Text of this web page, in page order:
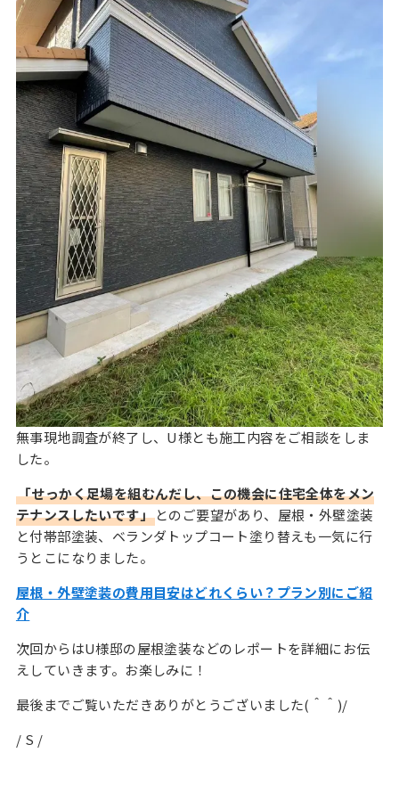
無事現地調査が終了し、U様とも施工内容をご相談をしま
した。
「せっかく足場を組むんだし、この機会に住宅全体をメン
テナンスしたいです」とのご要望があり、屋根・外壁塗装
と付帯部塗装、ベランダトップコート塗り替えも一気に行
うとこになりました。
屋根・外壁塗装の費用目安はどれくらい？プラン別にご紹
介
次回からはU様邸の屋根塗装などのレポートを詳細にお伝
えしていきます。お楽しみに！
最後までご覧いただきありがとうございました(＾＾)/
/ S /